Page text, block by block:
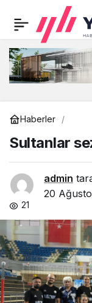
Haberler
Sultanlar
admin
20
21
20 yıldır aynı
BUPARK